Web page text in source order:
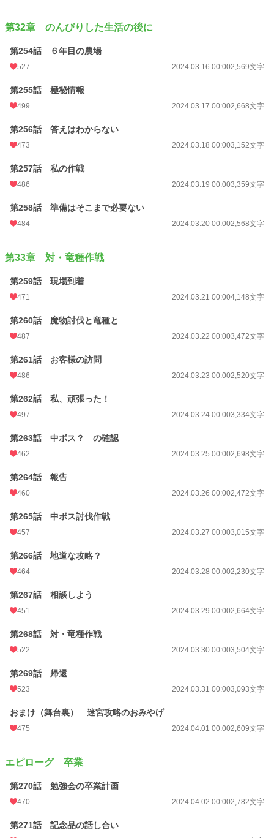
第32章 のんびりした生活の後に
第254話 ６年目の農場
527 2024.03.16 00:002,569文字
第255話 極秘情報
499 2024.03.17 00:002,668文字
第256話 答えはわからない
473 2024.03.18 00:003,152文字
第257話 私の作戦
486 2024.03.19 00:003,359文字
第258話 準備はそこまで必要ない
484 2024.03.20 00:002,568文字
第33章 対・竜種作戦
第259話 現場到着
471 2024.03.21 00:004,148文字
第260話 魔物討伐と竜種と
487 2024.03.22 00:003,472文字
第261話 お客様の訪問
486 2024.03.23 00:002,520文字
第262話 私、頑張った！
497 2024.03.24 00:003,334文字
第263話 中ボス？ の確認
462 2024.03.25 00:002,698文字
第264話 報告
460 2024.03.26 00:002,472文字
第265話 中ボス討伐作戦
457 2024.03.27 00:003,015文字
第266話 地道な攻略？
464 2024.03.28 00:002,230文字
第267話 相談しよう
451 2024.03.29 00:002,664文字
第268話 対・竜種作戦
522 2024.03.30 00:003,504文字
第269話 帰還
523 2024.03.31 00:003,093文字
おまけ（舞台裏） 迷宮攻略のおみやげ
475 2024.04.01 00:002,609文字
エピローグ 卒業
第270話 勉強会の卒業計画
470 2024.04.02 00:002,782文字
第271話 記念品の話し合い